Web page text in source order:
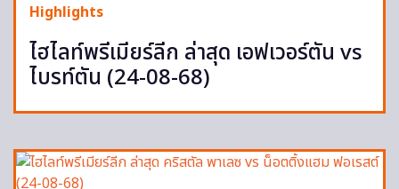
Highlights
ไฮไลท์พรีเมียร์ลีก ล่าสุด เอฟเวอร์ตัน vs
ไบรท์ตัน (24-08-68)